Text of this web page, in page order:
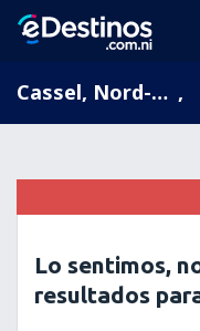
Cassel, Nord-Pas-de-Calais, Francia ,
Lo sentimos,
resultados